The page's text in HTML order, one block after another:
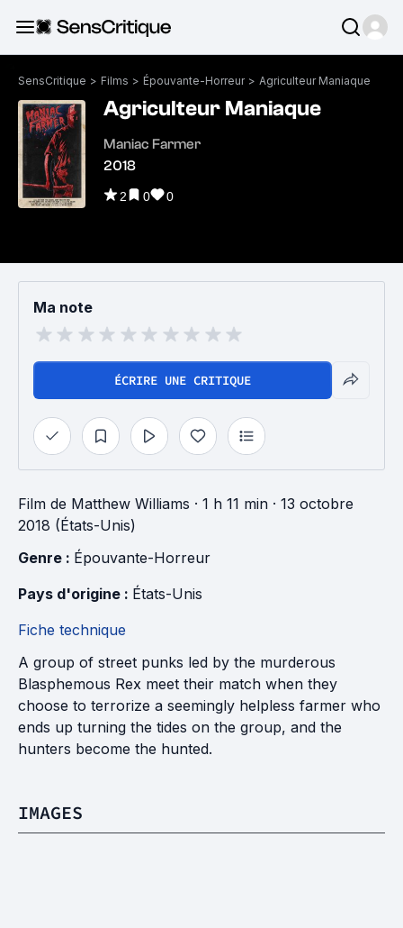
SensCritique > Films > Épouvante-Horreur > Agriculteur Maniaque
Agriculteur Maniaque
Maniac Farmer
2018
2 0 0
Ma note
ÉCRIRE UNE CRITIQUE
Film de Matthew Williams · 1 h 11 min · 13 octobre
2018 (États-Unis)
Genre : Épouvante-Horreur
Pays d'origine : États-Unis
Fiche technique
A group of street punks led by the murderous
Blasphemous Rex meet their match when they
choose to terrorize a seemingly helpless farmer who
ends up turning the tides on the group, and the
hunters become the hunted.
IMAGES